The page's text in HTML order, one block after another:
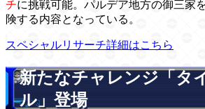
チに挑戦可能。パルデア地方の御三家
険する内容となっている。
スペシャルリサーチ詳細はこちら
新たなチャレンジ「タ
ル」登場